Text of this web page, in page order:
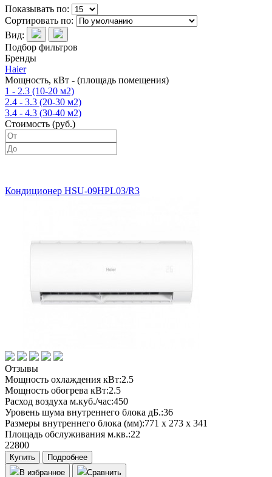
Показывать по:
Сортировать по:
Вид:
Подбор фильтров
Бренды
Haier
Мощность, кВт - (площадь помещения)
1 - 2.3 (10-20 м2)
2.4 - 3.3 (20-30 м2)
3.4 - 4.3 (30-40 м2)
Стоимость (руб.)
Кондиционер HSU-09HPL03/R3
Отзывы
Мощность охлаждения кВт:2.5
Мощность обогрева кВт:2.5
Расход воздуха м.куб./час:450
Уровень шума внутреннего блока дБ.:36
Размеры внутреннего блока (мм):771 х 273 х 341
Площадь обслуживания м.кв.:22
22800
Купить
Подробнее
В избранное
Сравнить